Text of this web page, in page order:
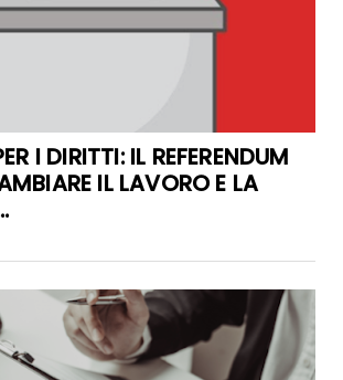
I DIRITTI: IL REFERENDUM
IL LAVORO E LA